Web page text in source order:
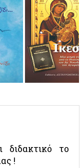
ΜΑΣ ΦΙΛΟΥΣ
ΕΚΠΟΜΠΕΣ
το
!